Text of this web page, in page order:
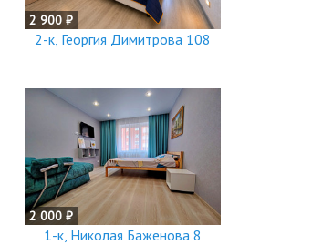
2 900 ₽
2-к, Георгия Димитрова 108
2 000 ₽
1-к, Николая Баженова 8